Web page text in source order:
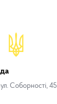
Соборності, 45